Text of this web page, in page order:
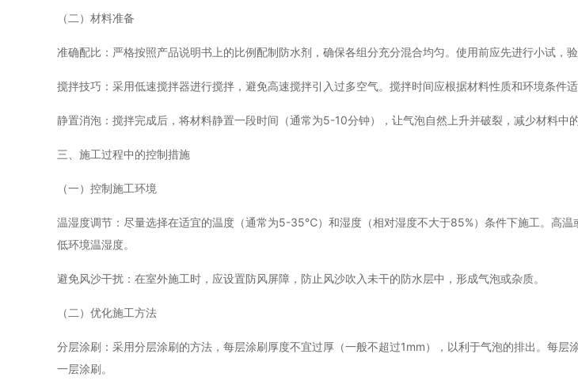
（二）材料准备
准确配比：严格按照产品说明书上的比例配制防水剂，确保各组分充分混合均匀。使用前应先进行小试，验
搅拌技巧：采用低速搅拌器进行搅拌，避免高速搅拌引入过多空气。搅拌时间应根据材料性质和环境条件
静置消泡：搅拌完成后，将材料静置一段时间（通常为5-10分钟），让气泡自然上升并破裂，减少材料中的
三、施工过程中的控制措施
（一）控制施工环境
温湿度调节：尽量选择在适宜的温度（通常为5-35℃）和湿度（相对湿度不大于85%）条件下施工。高温
低环境温湿度。
避免风沙干扰：在室外施工时，应设置防风屏障，防止风沙吹入未干的防水层中，形成气泡或杂质。
（二）优化施工方法
分层涂刷：采用分层涂刷的方法，每层涂刷厚度不宜过厚（一般不超过1mm），以利于气泡的排出。每层
一层涂刷。